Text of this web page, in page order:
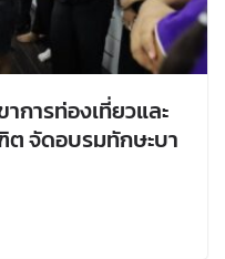
การท่องเที่ยวและ
จัดอบรมทักษะบา